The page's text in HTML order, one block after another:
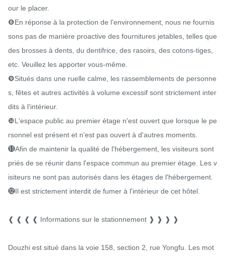
our le placer.
❽En réponse à la protection de l'environnement, nous ne fournis
sons pas de manière proactive des fournitures jetables, telles que
des brosses à dents, du dentifrice, des rasoirs, des cotons-tiges,
etc. Veuillez les apporter vous-même.
❾Situés dans une ruelle calme, les rassemblements de personne
s, fêtes et autres activités à volume excessif sont strictement inter
dits à l'intérieur.
❿L'espace public au premier étage n'est ouvert que lorsque le pe
rsonnel est présent et n'est pas ouvert à d'autres moments.
⓫Afin de maintenir la qualité de l'hébergement, les visiteurs sont
priés de se réunir dans l'espace commun au premier étage. Les v
isiteurs ne sont pas autorisés dans les étages de l'hébergement.
⓬Il est strictement interdit de fumer à l'intérieur de cet hôtel.
❰ ❰ ❰ ❰ Informations sur le stationnement ❱ ❱ ❱ ❱
Douzhi est situé dans la voie 158, section 2, rue Yongfu. Les mot